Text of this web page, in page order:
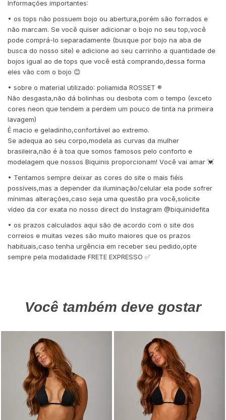
Informações importantes:
• os tops não possuem bojo ou abertura,porém são forrados e
não marcam. Se você quiser adicionar o bojo no seu top,você
pode comprá-lo separadamente (busque por bojo na aba de
busca do nosso site) e adicione ao seu carrinho a quantidade de
bojos igual ao de tops que você está comprando,dessa forma
eles vão com o bojo 😊
• sobre o material utilizado: poliamida ROSSET ®️
Não desgasta,não dá bolinhas ou desbota com o tempo (exceto
cores neon que tendem a perdem um pouco de tinta na primeira
lavagem)
É macio e geladinho,confortável ao extremo.
Se adequa ao seu corpo,modela as curvas da mulher
brasileira,não é à toa que somos famosos pelo conforto e
modelagem que nossos Biquinis proporcionam! Você vai amar 💓
• Tentamos sempre deixar as cores do site o mais fiéis
possíveis,mas a depender da iluminação/celular ela pode sofrer
mínimas alterações,caso seja uma questão pra você,solicite
vídeo da cor exata no nosso direct do Instagram @biquinidefita
• os prazos calculados aqui são de acordo com o site dos
correios e muitas vezes são muito maiores que os prazos
habituais,caso tenha urgência em receber seu pedido,opte
sempre pela modalidade FRETE EXPRESSO ✅
Você também deve gostar